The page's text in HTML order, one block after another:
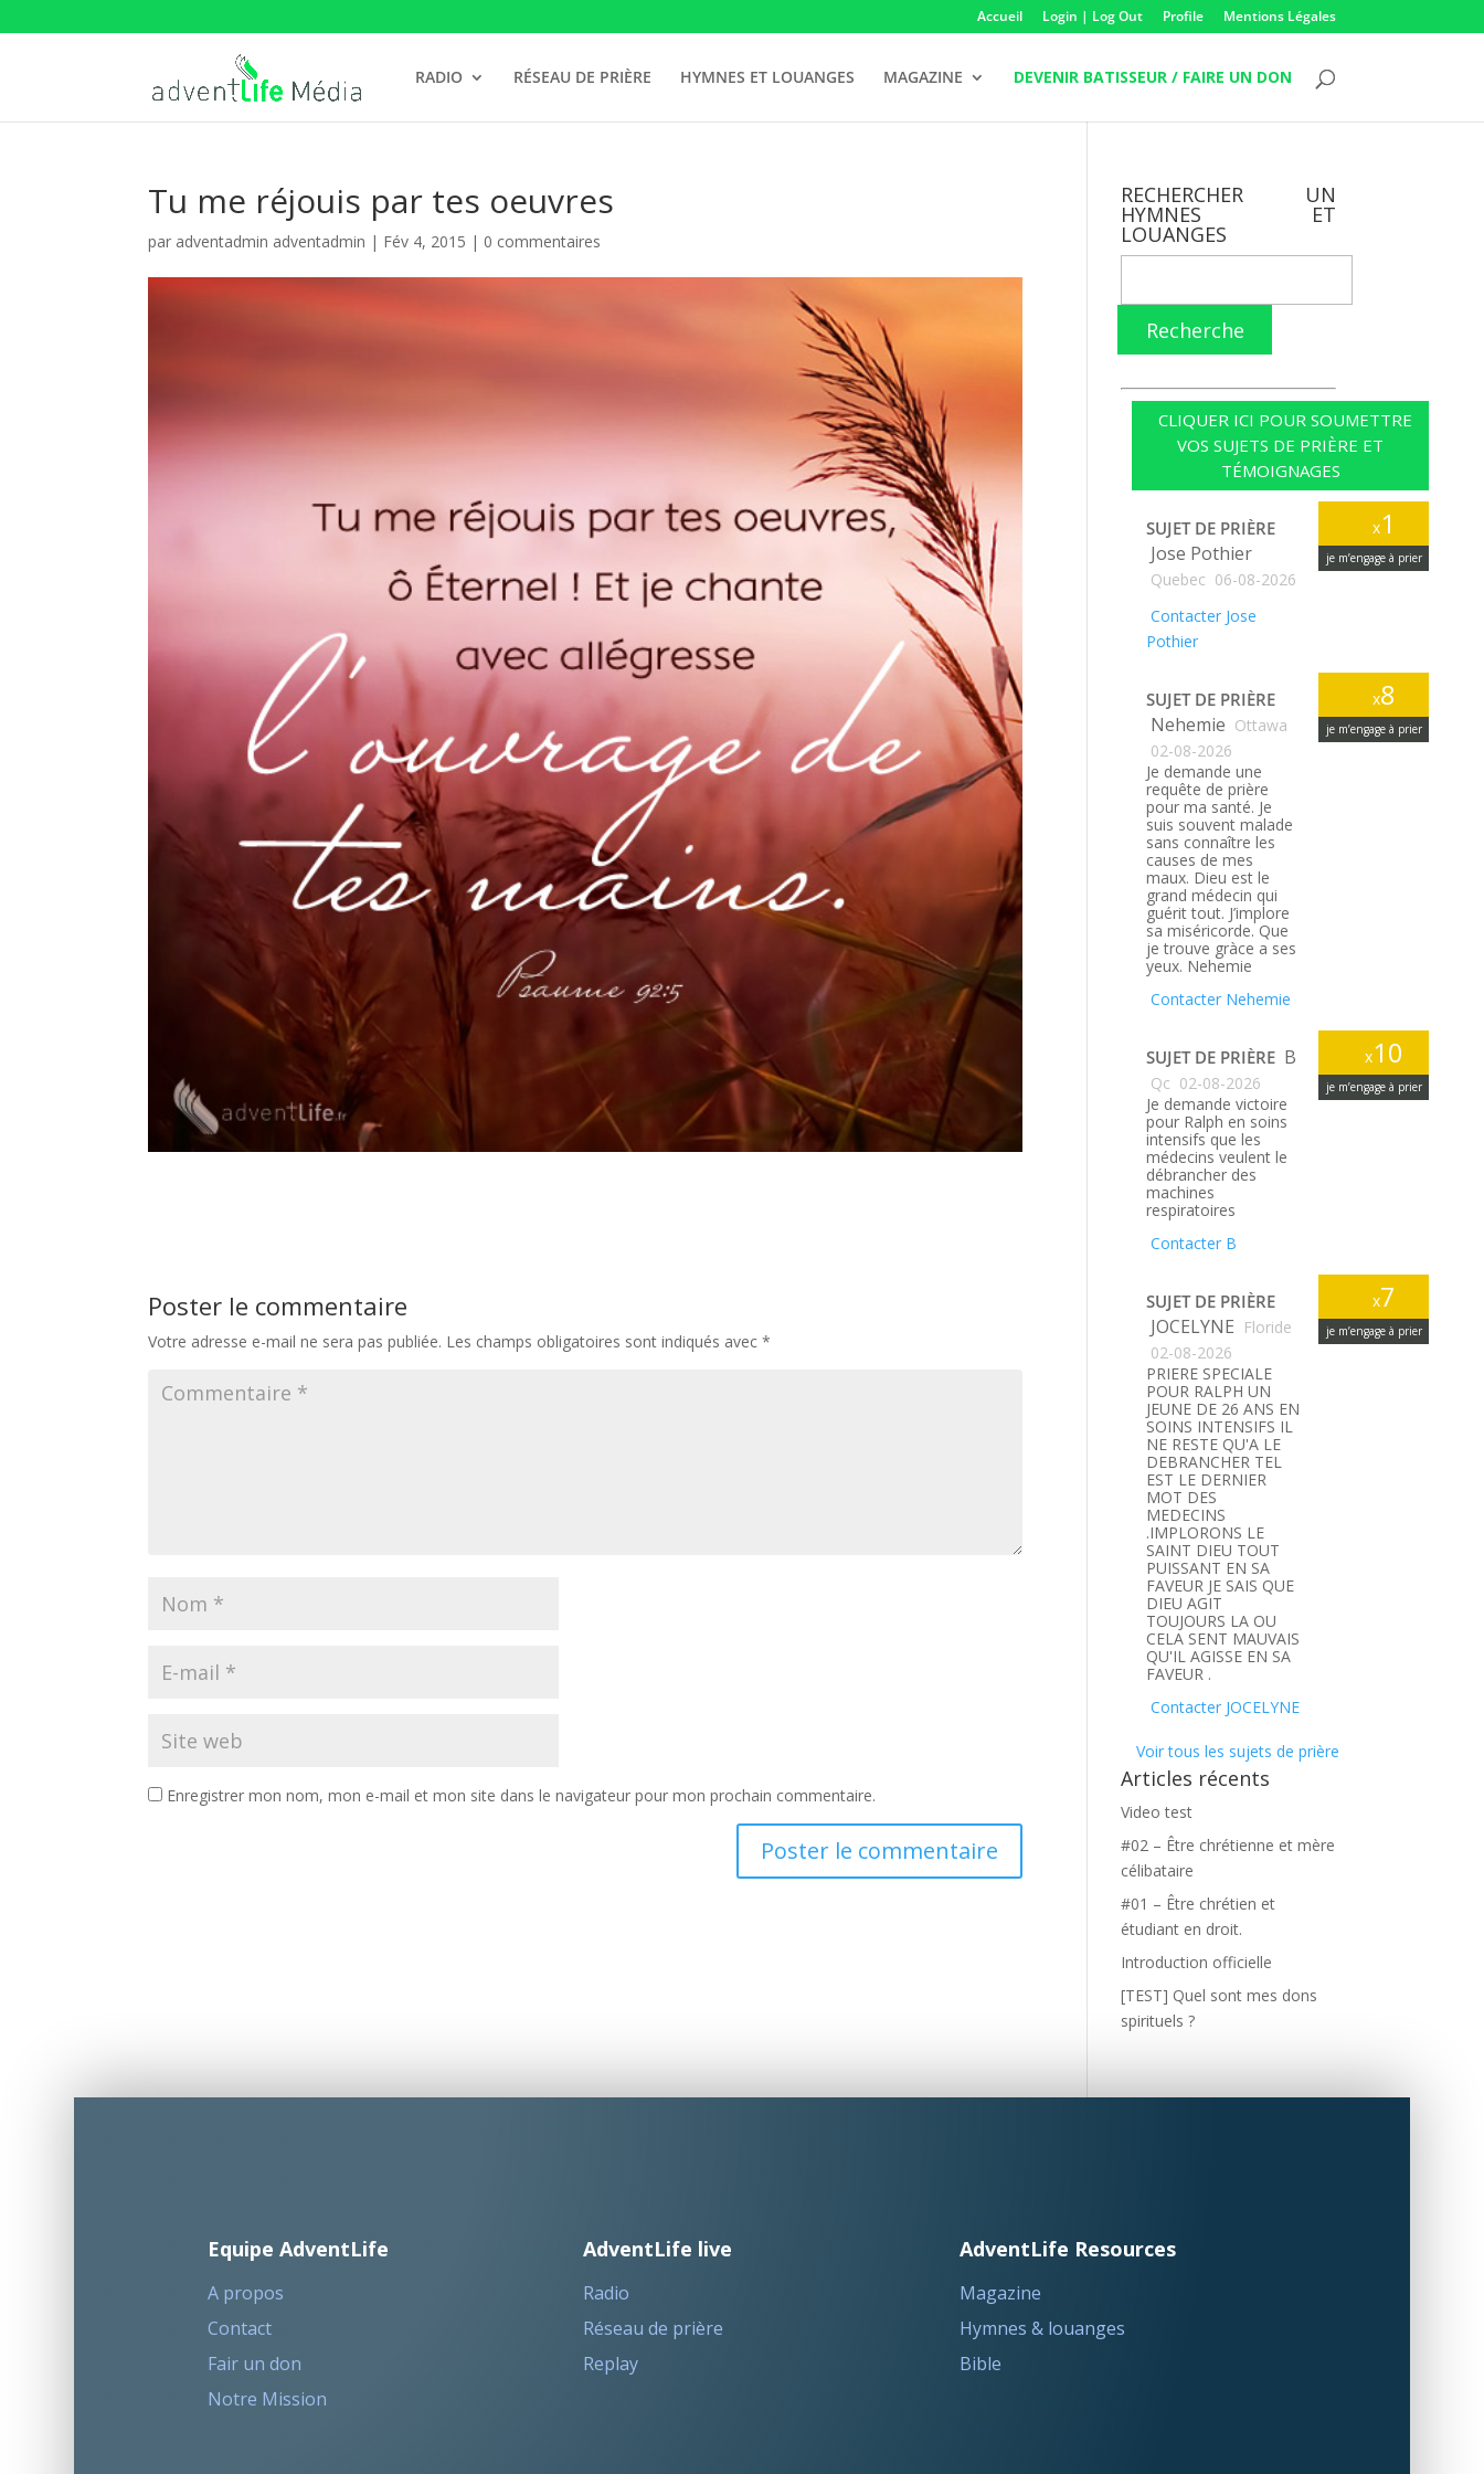
Accueil Login | Log Out Profile Mentions Légales
RADIO RÉSEAU DE PRIÈRE HYMNES ET LOUANGES MAGAZINE DEVENIR BATISSEUR / FAIRE UN DON
Tu me réjouis par tes oeuvres
par adventadmin adventadmin | Fév 4, 2015 | 0 commentaires
Poster le commentaire
Votre adresse e-mail ne sera pas publiée. Les champs obligatoires sont indiqués avec*
Enregistrer mon nom, mon e-mail et mon site dans le navigateur pour mon prochain commentaire.
RECHERCHER UN
HYMNES ET
LOUANGES
Recherche
CLIQUER ICI POUR SOUMETTRE
VOS SUJETS DE PRIÈRE ET
TÉMOIGNAGES
x1
je m’engage à prier
SUJET DE PRIÈRE
Jose Pothier
Quebec 06-08-2026
Contacter Jose
Pothier
x8
je m’engage à prier
SUJET DE PRIÈRE
Nehemie Ottawa
02-08-2026
Je demande une
requête de prière
pour ma santé. Je
suis souvent malade
sans connaître les
causes de mes
maux. Dieu est le
grand médecin qui
guérit tout. J’implore
sa miséricorde. Que
je trouve gràce a ses
yeux. Nehemie
Contacter Nehemie
x10
je m’engage à prier
SUJET DE PRIÈRE B
Qc 02-08-2026
Je demande victoire
pour Ralph en soins
intensifs que les
médecins veulent le
débrancher des
machines
respiratoires
Contacter B
x7
je m’engage à prier
SUJET DE PRIÈRE
JOCELYNE Floride
02-08-2026
PRIERE SPECIALE
POUR RALPH UN
JEUNE DE 26 ANS EN
SOINS INTENSIFS IL
NE RESTE QU'A LE
DEBRANCHER TEL
EST LE DERNIER
MOT DES
MEDECINS
.IMPLORONS LE
SAINT DIEU TOUT
PUISSANT EN SA
FAVEUR JE SAIS QUE
DIEU AGIT
TOUJOURS LA OU
CELA SENT MAUVAIS
QU'IL AGISSE EN SA
FAVEUR .
Contacter JOCELYNE
Voir tous les sujets de prière
Articles récents
Video test
#02 – Être chrétienne et mère
célibataire
#01 – Être chrétien et
étudiant en droit.
Introduction officielle
[TEST] Quel sont mes dons
spirituels ?
Equipe AdventLife
A propos
Contact
Fair un don
Notre Mission
AdventLife live
Radio
Réseau de prière
Replay
AdventLife Resources
Magazine
Hymnes & louanges
Bible